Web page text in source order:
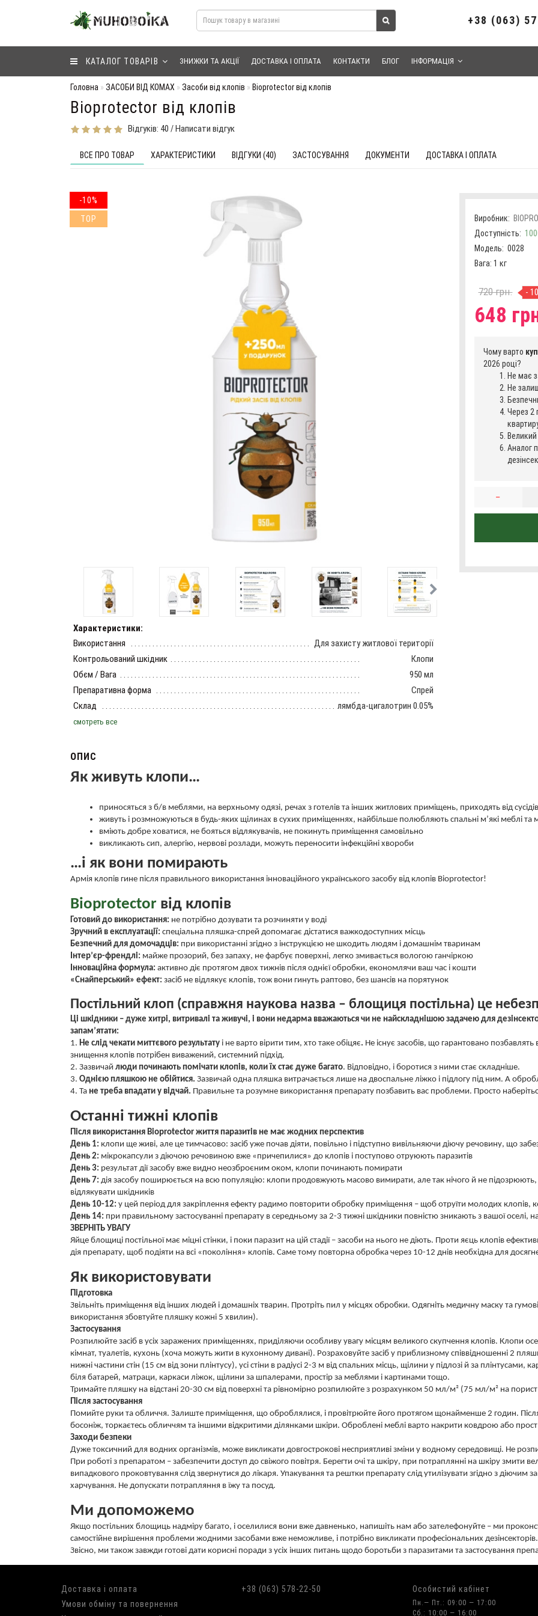
+38 (063)
КАТАЛОГ ТОВАРІВ ЗНИЖКИ ТА АКЦІЇ ДОСТАВКА І ОПЛАТА КОНТАКТИ БЛОГ ІНФОРМАЦІЯ
Головна ЗАСОБИ ВІД КОМАХ Засоби від клопів Bioprotector від клопів
Bioprotector від клопів
Відгуків: 40 / Написати відгук
ВСЕ ПРО ТОВАР ХАРАКТЕРИСТИКИ ВІДГУКИ (40) ЗАСТОСУВАННЯ ДОКУМЕНТИ ДОСТАВКА І ОПЛАТА
-10%
TOP
Характеристики:
Використання
Для захисту житлової території
Контрольований шкідник
Клопи
Обєм / Вага
950 мл
Препаративна форма
Спрей
Склад
лямбда-цигалотрин 0.05%
смотреть все
Виробник:
Доступність:
Модель: 0028
Вага: 1 кг
720 грн. -
648
Чому варто
2026 році?
Не має
Не
Через 2
Аналог
ОПИС
Як живуть клопи…
приносяться з б/в меблями, на верхньому одязі, речах з готелів та інших житлових приміщень, приходять від сусідів
живуть і розмножуються в будь-яких щілинах в сухих приміщеннях, найбільше полюбляють спальні м’які меблі та
вміють добре ховатися, не бояться відлякувачів, не покинуть приміщення самовільно
викликають сип, алергію, нервові розлади, можуть переносити інфекційні хвороби
…і як вони помирають
Армія клопів гине після правильного використання інноваційного українського засобу від клопів Bioprotector!
Bioprotector від клопів
Готовий до використання: не потрібно дозувати та розчиняти у воді
Зручний в експлуатації: спеціальна пляшка-спрей допомагає дістатися важкодоступних місць
Безпечний для домочадців: при використанні згідно з інструкцією не шкодить людям і домашнім тваринам
Інтер’єр-френдлі: майже прозорий, без запаху, не фарбує поверхні, легко змивається вологою ганчіркою
Інноваційна формула: активно діє протягом двох тижнів після однієї обробки, економлячи ваш час і кошти
«Снайперський» ефект: засіб не відлякує клопів, тож вони гинуть раптово, без шансів на порятунок
Постільний клоп (справжня наукова назва – блощиця постільна) це
Ці шкідники – дуже хитрі, витривалі та живучі, і вони недарма вважаються чи не найскладнішою задачею для
запам’ятати:
1. Не слід чекати миттєвого результату і не варто вірити тим, хто таке обіцяє. Не існує засобів, що гарантовано
знищення клопів потрібен виважений, системний підхід.
2. Зазвичай люди починають помічати клопів, коли їх стає дуже багато. Відповідно, і боротися з ними стає складніше.
3. Однією пляшкою не обійтися. Зазвичай одна пляшка витрачається лише на двоспальне ліжко і підлогу під ним. А
4. Та не треба впадати у відчай. Правильне та розумне використання препарату позбавить вас проблеми. Просто
Останні тижні клопів
Після використання Bioprotector життя паразитів не має жодних перспектив
День 1: клопи ще живі, але це тимчасово: засіб уже почав діяти, повільно і підступно вивільняючи діючу речовину, що
День 2: мікрокапсули з діючою речовиною вже «причепилися» до клопів і поступово отруюють паразитів
День 3: результат дії засобу вже видно неозброєним оком, клопи починають помирати
День 7: дія засобу поширюється на всю популяцію: клопи продовжують масово вимирати, але так нічого й не
відлякувати шкідників
День 10-12: у цей період для закріплення ефекту радимо повторити обробку приміщення – щоб отруїти молодих клопів,
День 14: при правильному застосуванні препарату в середньому за 2-3 тижні шкідники повністю зникають з вашої оселі,
ЗВЕРНІТЬ УВАГУ
Яйце блощиці постільної має міцні стінки, і поки паразит на цій стадії – засоби на нього не діють. Проти яєць клопів
дія препарату, щоб подіяти на всі «покоління» клопів. Саме тому повторна обробка через 10-12 днів необхідна для
Як використовувати
Підготовка
Звільніть приміщення від інших людей і домашніх тварин. Протріть пил у місцях обробки. Одягніть медичну маску та гумові
використання збовтуйте пляшку кожні 5 хвилин).
Застосування
Розпилюйте засіб в усіх заражених приміщеннях, приділяючи особливу увагу місцям великого скупчення клопів. Клопи
кімнат, туалетів, кухонь (хоча можуть жити в кухонному дивані). Розраховуйте засіб у приблизному співвідношенні 2
нижні частини стін (15 см від зони плінтусу), усі стіни в радіусі 2-3 м від спальних місць, щілини у підлозі й за плінтусами,
біля батарей, матраци, каркаси ліжок, щілини за шпалерами, простір за меблями і картинами тощо.
Тримайте пляшку на відстані 20-30 см від поверхні та рівномірно розпилюйте з розрахунком 50 мл/м² (75 мл/м² на
Після застосування
Помийте руки та обличчя. Залиште приміщення, що оброблялися, і провітрюйте його протягом щонайменше 2 годин.
босоніж, торкаєтесь обличчям та іншими відкритими ділянками шкіри. Оброблені меблі варто накрити ковдрою або
Заходи безпеки
Дуже токсичний для водних організмів, може викликати довгострокові несприятливі зміни у водному середовищі. Не
При роботі з препаратом – забезпечити доступ до свіжого повітря. Берегти очі та шкіру, при потраплянні на шкіру змити
випадкового проковтування слід звернутися до лікаря. Упакування та рештки препарату слід утилізувати згідно з діючим
харчування. Не допускати потрапляння в їжу та посуд.
Ми допоможемо
Якщо постільних блощиць надміру багато, і оселилися вони вже давненько, напишіть нам або зателефонуйте – ми
самостійне вирішення проблеми жодними засобами вже неможливе, і потрібно викликати професіональних дезінсекторів.
Звісно, ми також завжди готові дати корисні поради з усіх інших питань щодо боротьби з паразитами та застосування
Доставка і оплата
Умови обміну та повернення
+38 (063) 578-22-50 Особистий кабінет
Пн.— Пт.: 09:00 — 17:00
Сб.: 10:00 — 16:00